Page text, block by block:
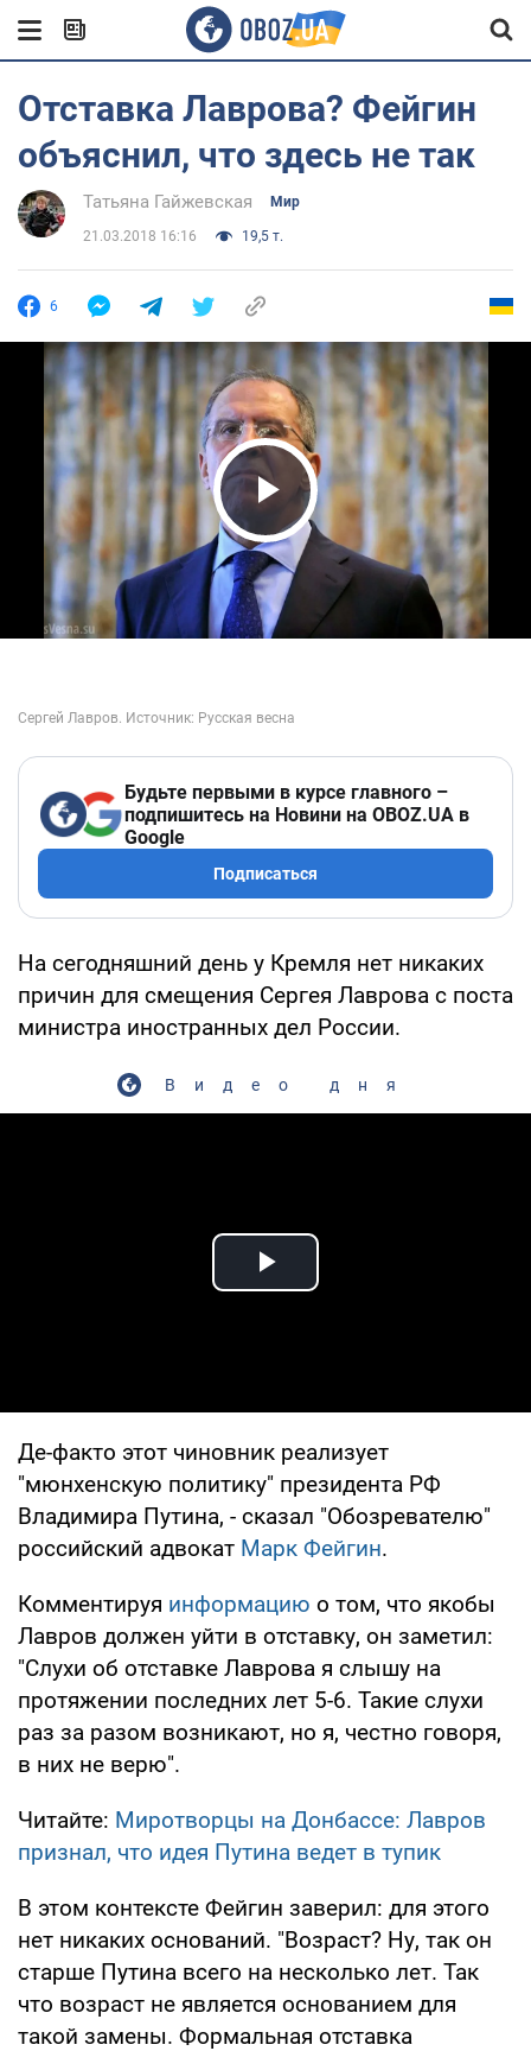
Отставка Лаврова? Фейгин
объяснил, что здесь не так
Татьяна Гайжевская Мир
21.03.2018 16:16 19,5 т.
6
Play Video
Будьте первыми в курсе главного –
подпишитесь на Новини на OBOZ.UA в
Google
Подписаться
На сегодняшний день у Кремля нет никаких
причин для смещения Сергея Лаврова с поста
министра иностранных дел России.
Видео дня
Play Video
Де-факто этот чиновник реализует
"мюнхенскую политику" президента РФ
Владимира Путина, - сказал "Обозревателю"
российский адвокат Марк Фейгин.
Комментируя информацию о том, что якобы
Лавров должен уйти в отставку, он заметил:
"Слухи об отставке Лаврова я слышу на
протяжении последних лет 5-6. Такие слухи
раз за разом возникают, но я, честно говоря,
в них не верю".
Читайте: Миротворцы на Донбассе: Лавров
признал, что идея Путина ведет в тупик
В этом контексте Фейгин заверил: для этого
нет никаких оснований. "Возраст? Ну, так он
старше Путина всего на несколько лет. Так
что возраст не является основанием для
такой замены. Формальная отставка